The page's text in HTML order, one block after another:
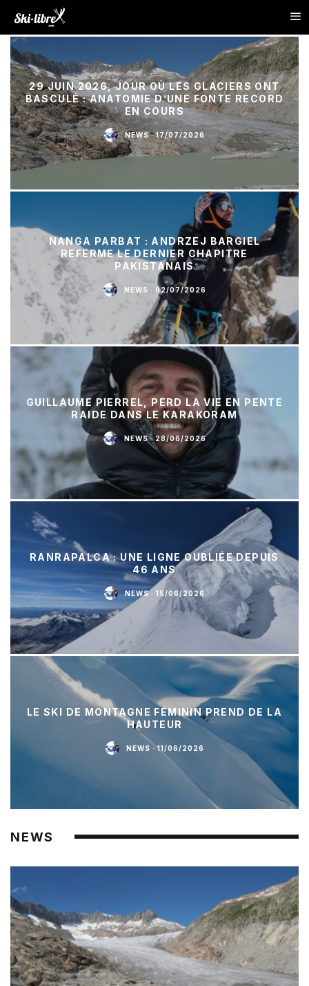
29 JUIN 2026, JOUR OÙ LES GLACIERS ONT
BASCULÉ : ANATOMIE D’UNE FONTE RECORD
EN COURS
NEWS · 17/07/2026
NANGA PARBAT : ANDRZEJ BARGIEL
REFERME LE DERNIER CHAPITRE
PAKISTANAIS
NEWS · 02/07/2026
GUILLAUME PIERREL, PERD LA VIE EN PENTE
RAIDE DANS LE KARAKORAM
NEWS · 28/06/2026
RANRAPALCA : UNE LIGNE OUBLIÉE DEPUIS
46 ANS
NEWS · 15/06/2026
LE SKI DE MONTAGNE FÉMININ PREND DE LA
HAUTEUR
NEWS · 11/06/2026
NEWS